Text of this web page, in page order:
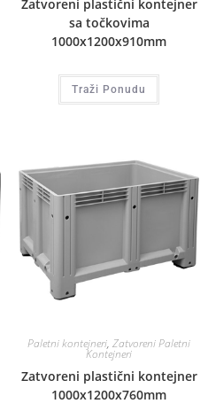
Zatvoreni plastični kontejner
sa točkovima
1000x1200x910mm
Traži Ponudu
Paletni kontejneri, Zatvoreni Paletni
Kontejneri
Zatvoreni plastični kontejner
1000x1200x760mm